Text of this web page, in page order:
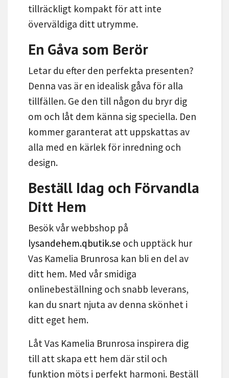
tillräckligt kompakt för att inte
överväldiga ditt utrymme.
En Gåva som Berör
Letar du efter den perfekta presenten?
Denna vas är en idealisk gåva för alla
tillfällen. Ge den till någon du bryr dig
om och låt dem känna sig speciella. Den
kommer garanterat att uppskattas av
alla med en kärlek för inredning och
design.
Beställ Idag och Förvandla
Ditt Hem
Besök vår webbshop på
lysandehem.qbutik.se och upptäck hur
Vas Kamelia Brunrosa kan bli en del av
ditt hem. Med vår smidiga
onlinebeställning och snabb leverans,
kan du snart njuta av denna skönhet i
ditt eget hem.
Låt Vas Kamelia Brunrosa inspirera dig
till att skapa ett hem där stil och
funktion möts i perfekt harmoni. Beställ